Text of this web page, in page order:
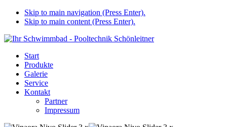
Skip to main navigation (Press Enter).
Skip to main content (Press Enter).
Start
Produkte
Galerie
Service
Kontakt
Partner
Impressum